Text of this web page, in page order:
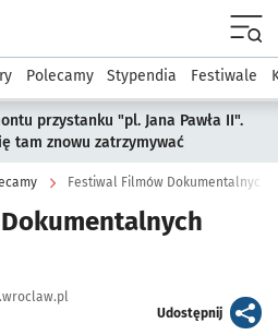
podserwis: Kultura
Polecamy Stypendia Festiwale
przystanku "pl. Jana Pawła II".
tam znowu zatrzymywać
Festiwal Filmów Dokumentalnych
Udostępnijartykuł